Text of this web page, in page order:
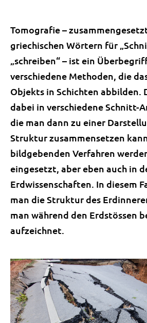
Tomografie –
griechischen Wörtern für
„schreiben“ – ist ein
verschiedene Methoden, die
Objekts in Schichten abbilden.
dabei in verschiedene Schnitt-
die man dann zu einer
Struktur zusammensetzen
bildgebenden Verfahren
eingesetzt, aber eben auch in
Erdwissenschaften. In diesem
man die Struktur des
man während den Erdstössen
aufzeichnet.